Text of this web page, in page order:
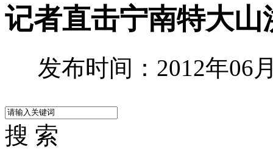
记者直击宁南特大
发布时间：2012年06
搜 索